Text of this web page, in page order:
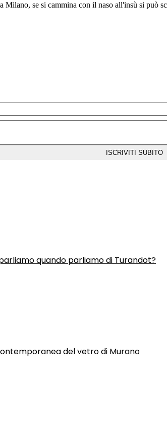
se si cammina con il naso all'insù si può
parliamo quando parliamo di Turandot?
del vetro di Murano